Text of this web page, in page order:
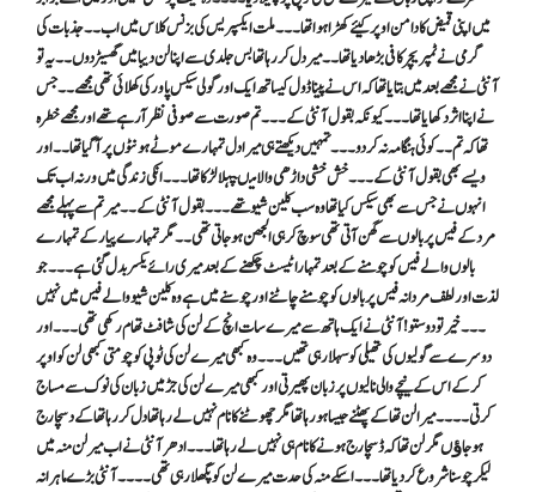
میں اپنی قمیض کا دامن اوپر کیئے کھڑا ہوا تھا ۔۔۔ ملت ایکسپریس کی بزنس کلا س میں اب ۔۔جذبات کی
گرمی نے ٹمپریچر کافی بڑھا دیا تھا ۔۔میر دل کر رہا تھا بس جلدی سے اپنا لن دیبا میں گھسیڑ دوں ۔۔ یہ تو
آنٹی نے مجھے بعد میں بتایا تھا کہ اس نے پیناڈول کیساتھ ایک اور گولی سیکس پاور کی کھلائی تھی مجھے ۔۔ جس
نے اپنا اثر دکھایا تھا ۔۔۔ کیونکہ بقول آنٹی کے ۔۔۔ تم صورت سے صوفی نظر آرہے تھے اور مجھے خطرہ
تھا کہ تم ۔۔ کوئی ہنگامہ نہ کردو ۔۔۔ تمہیں دیکھتے ہی میرا دل تمہارے موٹے ہونٹوں پر آگیا تھا ۔۔اور
ویسے بھی بقول آنٹی کے ۔۔۔ خش خشی داڑھی والا میںپہلا لڑکا تھا ۔۔۔ انکی زندگی میں ورنہ اب تک
انہوں نے جس سے بھی سیکس کیا تھا وہ سب کلین شیو تھے ۔۔۔ بقول آنٹی کے ۔۔میر تم سے پہلے مجھے
مرد کے فیس پر بالوں سے گھن آتی تھی سوچ کر ہی الجھن ہوجاتی تھی ۔۔مگر تمہارے پیار کے تمہارے
بالوں والے فیس کو چومنے کے بعد تمہارا ٹیسٹ چکھنے کے بعد میری رائے یکسر بدل گئی ہے ۔۔۔ جو
لذت اور لطف مردانہ فیس پر بالوں کو چومنے چاٹنے اور چوسنے میں ہے وہ کلین شیو والے فیس میں نہیں
۔۔۔ خیر تو دوستو !آنٹی نے ایک ہاتھ سے میرے سات انچ کے لن کی شافٹ تھام رکھی تھی ۔۔۔ اور
دوسرے سے گولیوں کی تھیلی کو سہلا رہی تھیں ۔۔۔ وہ کبھی میرے لن کی ٹوپی کو چومتی کبھی لن کو اوپر
کر کے اس کے نیچے والی نالیوں پر زبان پھیرتی اور کبھی میرے لن کی جڑ میں زبان کی نوک سے مساج
کرتی ۔۔۔۔ میرا لن تھا کے پھٹنے جیسا ہو رہا تھا مگر چھوٹنے کا نام نہیں لے رہا تھا دل کر رہا تھا کے دسچارج
ہو جاﺅں مگر لن تھا کہ ڈسچارج ہونے کا نام ہی نہیں لے رہا تھا ۔۔۔ ادھر آنٹی نے اب میر لن منہ میں
لیکر چوسنا شروع کر دیا تھا ۔۔۔ اسکے منہ کی حدت میرے لن کو پگھلا رہی تھی ۔۔۔۔ آنٹی بڑے ماہرانہ